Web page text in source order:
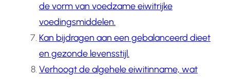
de vorm van voedzame eiwitrijke
voedingsmiddelen.
Kan bijdragen aan een gebalanceerd dieet
en gezonde levensstijl.
Verhoogt de algehele eiwitinname, wat